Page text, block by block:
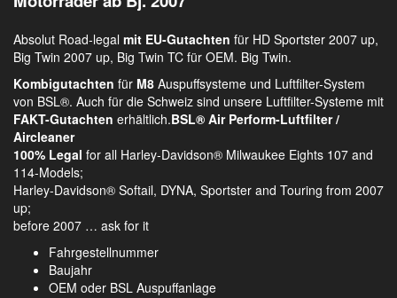
Absolut Road-legal mit EU-Gutachten für HD Sportster 2007 up,
Big Twin 2007 up, Big Twin TC für OEM. Big Twin.
Kombigutachten für M8 Auspuffsysteme und Luftfilter-System
von BSL®. Auch für die Schweiz sind unsere Luftfilter-Systeme mit
FAKT-Gutachten erhältlich.BSL® Air Perform-Luftfilter /
Aircleaner
100% Legal for all Harley-Davidson® Milwaukee Eights 107 and
114-Models;
Harley-Davidson® Softail, DYNA, Sportster and Touring from 2007
up;
before 2007 … ask for it
Fahrgestellnummer
Baujahr
OEM oder BSL Auspuffanlage